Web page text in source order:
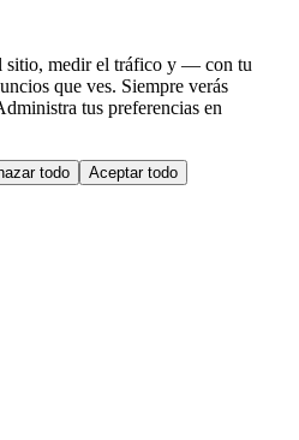
sitio, medir el tráfico y — con tu
que ves. Siempre verás
tus preferencias en
todo Aceptar todo